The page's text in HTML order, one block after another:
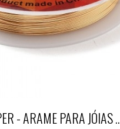
- ARAME PARA JÓIAS